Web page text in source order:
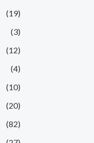
(19)
(3)
(12)
(4)
(10)
(20)
(82)